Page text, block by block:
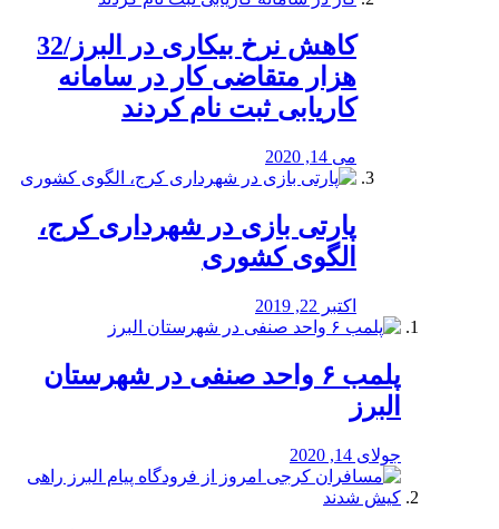
کاهش نرخ بیکاری در البرز/32
هزار متقاضی کار در سامانه
کاریابی ثبت نام کردند
می 14, 2020
پارتی بازی در شهرداری کرج،
الگوی کشوری
اکتبر 22, 2019
پلمب ۶ واحد صنفی در شهرستان
البرز
جولای 14, 2020